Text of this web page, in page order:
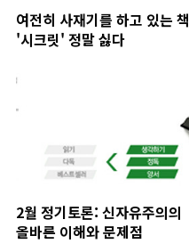
여전히 사재기를 하고 있는 책
'시크릿' 정말 싫다
2월 정기토론: 신자유주의의
올바른 이해와 문제점